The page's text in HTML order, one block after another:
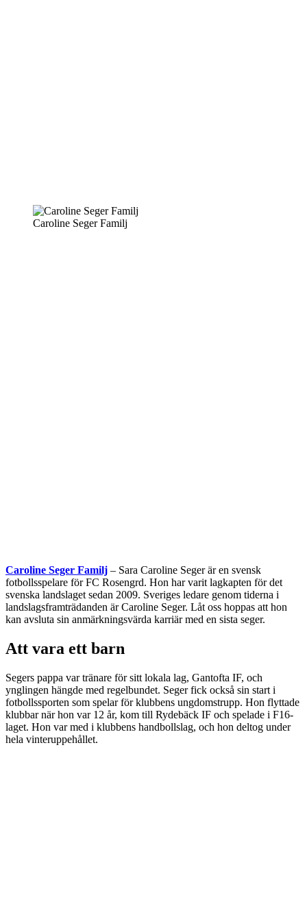
Caroline Seger Familj
Caroline Seger Familj – Sara Caroline Seger är en svensk
fotbollsspelare för FC Rosengrd. Hon har varit lagkapten för det
svenska landslaget sedan 2009. Sveriges ledare genom tiderna i
landslagsframträdanden är Caroline Seger. Låt oss hoppas att hon
kan avsluta sin anmärkningsvärda karriär med en sista seger.
Att vara ett barn
Segers pappa var tränare för sitt lokala lag, Gantofta IF, och
ynglingen hängde med regelbundet. Seger fick också sin start i
fotbollssporten som spelar för klubbens ungdomstrupp. Hon flyttade
klubbar när hon var 12 år, kom till Rydebäck IF och spelade i F16-
laget. Hon var med i klubbens handbollslag, och hon deltog under
hela vinteruppehållet.